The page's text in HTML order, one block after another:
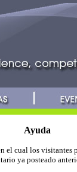
Ayuda
el cual los visitantes
ya posteado